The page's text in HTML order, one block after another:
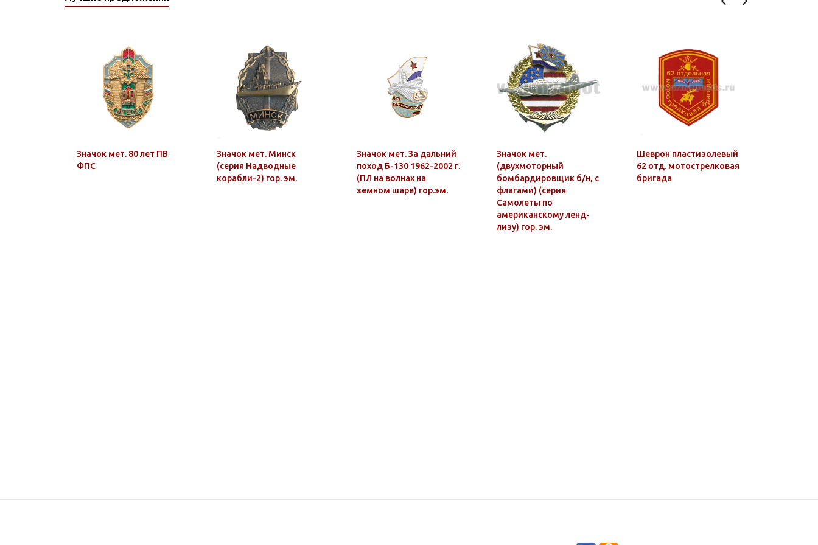
0163 ТОЛСТОВКИ
0165 ТЕЛЬНЯШКИ С
ВЫШИТЫМ РИСУНКОМ
Значок мет. 80 лет ПВ
ФПС
Значок мет. Минск
(серия Надводные
корабли-2) гор. эм.
Значок мет. За дальний
поход Б-130 1962-2002 г.
(ПЛ на волнах на
земном шаре) гор.эм.
Значок мет.
(двухмоторный
бомбардировщик б/н, с
флагами) (серия
Самолеты по
американскому ленд-
лизу) гор. эм.
Шеврон пластизолевый
62 отд. мотострелковая
бригада